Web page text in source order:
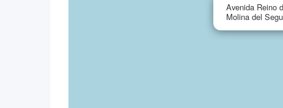
Avenida Reino
Molina del